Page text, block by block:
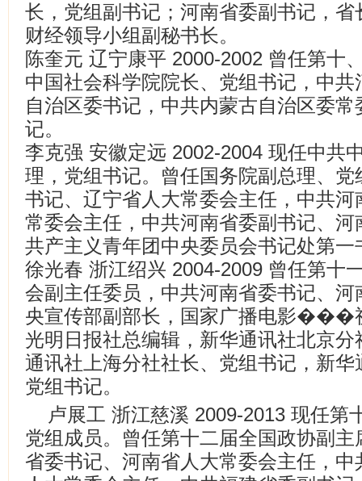
长，党组副书记；河南省委副书记，
财经领导小组副秘书长。
陈奎元 辽宁康平 2000-2002 曾任第十
中国社会科学院院长、党组书记，中
自治区委书记，中共内蒙古自治区委
记。
李克强 安徽定远 2002-2004 现任中共
理，党组书记。曾任国务院副总理、
书记、辽宁省人大常委会主任，中共
常委会主任，中共河南省委副书记、
共产主义青年团中央委员会书记处第一
徐光春 浙江绍兴 2004-2009 曾任第十
会副主任委员，中共河南省委书记、
央宣传部副部长，国家广播电影���
光明日报社总编辑，新华通讯社北京
通讯社上海分社社长、党组书记，新
党组书记。
卢展工 浙江慈溪 2009-2013 现任第
党组成员。曾任第十二届全国政协副
省委书记、河南省人大常委会主任，